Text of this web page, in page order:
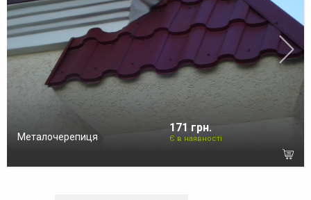
Металочерепиця
171 грн.
Є в наявності